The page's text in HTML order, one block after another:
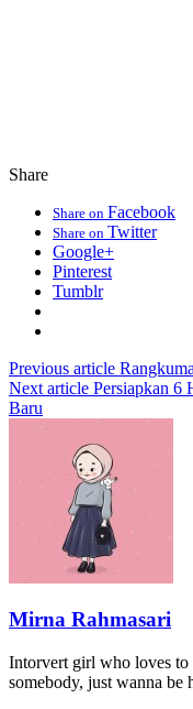
Share
Share on Facebook
Share on Twitter
Google+
Pinterest
Tumblr
Previous article
Next article Persiapkan 6
Baru
Mirna Rahmasari
Intorvert girl who loves to
somebody, just wanna be